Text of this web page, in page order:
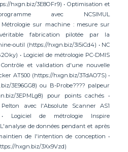
hxgn.biz/3E8OFr9) • Optimisation et
avec NCSIMUL
sur machine : mesure sur
fabrication pilotée par la
outil (https://hxgn.biz/3I5iCd4) • NC
• Logiciel de métrologie PC-DMIS
Contrôle et validation d'une nouvelle
AT500 (https://hxgn.biz/3TdAO7S) •
3E96GG8) ou B-Probe???? palpeur
3EPMLg8) pour points cachés •
avec l'Absolute Scanner AS1
• Logiciel de métrologie Inspire
de données pendant et après
de l'intention de conception •
hxgn.biz/3Xx9Vzd)